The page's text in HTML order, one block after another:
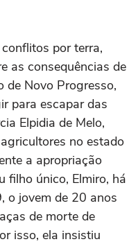
por terra,
as consequências de
de Novo Progresso,
para escapar das
Elpidia de Melo,
no estado
a apropriação
filho único, Elmiro, há
o jovem de 20 anos
de morte de
isso, ela insistiu